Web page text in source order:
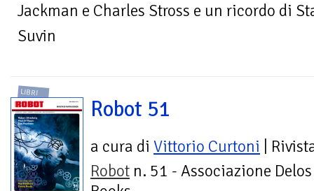
Jackman e Charles Stross e un ricordo di
Suvin
LIBRI
Robot 51
a cura di Vittorio Curtoni |
Robot n. 51 - Associazione Delos